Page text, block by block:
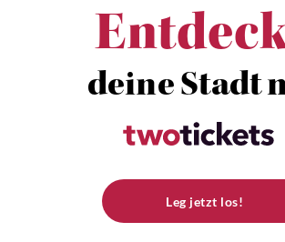
deine Stadt
Leg jetzt los!